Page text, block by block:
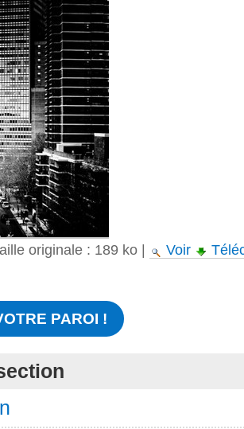
originale : 189 ko| Voir
PAROI !